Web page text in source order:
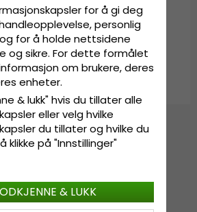
for å gi deg
personlig
for å holde nettsidene
og sikre. For dette formålet
om brukere, deres
enheter.
& lukk" hvis du tillater alle
eller velg hvilke
du tillater og hvilke du
klikke på "Innstillinger"
& LUKK